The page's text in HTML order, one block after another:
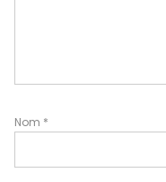
Nom *